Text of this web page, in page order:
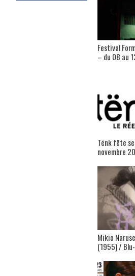
Festival
– du 08 au
Tënk fête
novembre
Mikio
(1955) /